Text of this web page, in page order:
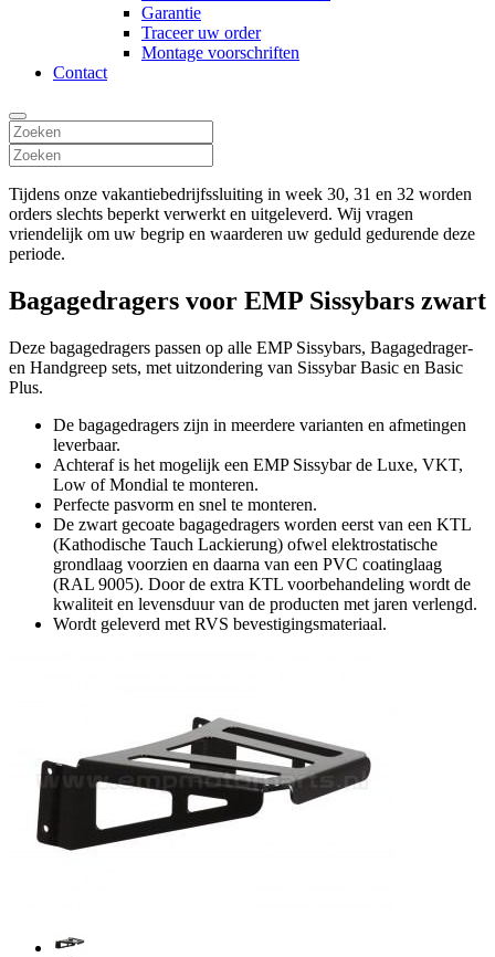
Garantie
Traceer uw order
Montage voorschriften
Contact
Tijdens onze vakantiebedrijfssluiting in week 30, 31 en 32 worden
orders slechts beperkt verwerkt en uitgeleverd. Wij vragen
vriendelijk om uw begrip en waarderen uw geduld gedurende deze
periode.
Bagagedragers voor EMP Sissybars zwart
Deze bagagedragers passen op alle EMP Sissybars, Bagagedrager-
en Handgreep sets, met uitzondering van Sissybar Basic en Basic
Plus.
De bagagedragers zijn in meerdere varianten en afmetingen
leverbaar.
Achteraf is het mogelijk een EMP Sissybar de Luxe, VKT,
Low of Mondial te monteren.
Perfecte pasvorm en snel te monteren.
De zwart gecoate bagagedragers worden eerst van een KTL
(Kathodische Tauch Lackierung) ofwel elektrostatische
grondlaag voorzien en daarna van een PVC coatinglaag
(RAL 9005). Door de extra KTL voorbehandeling wordt de
kwaliteit en levensduur van de producten met jaren verlengd.
Wordt geleverd met RVS bevestigingsmateriaal.